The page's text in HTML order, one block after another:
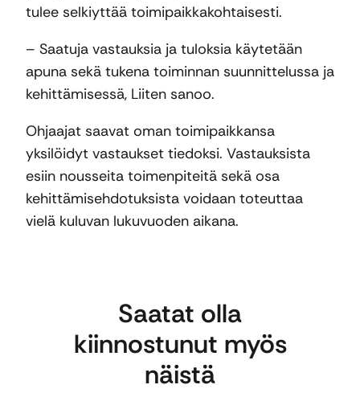
tulee selkiyttää toimipaikkakohtaisesti.
– Saatuja vastauksia ja tuloksia käytetään
apuna sekä tukena toiminnan suunnittelussa ja
kehittämisessä, Liiten sanoo.
Ohjaajat saavat oman toimipaikkansa
yksilöidyt vastaukset tiedoksi. Vastauksista
esiin nousseita toimenpiteitä sekä osa
kehittämisehdotuksista voidaan toteuttaa
vielä kuluvan lukuvuoden aikana.
Saatat olla
kiinnostunut myös
näistä